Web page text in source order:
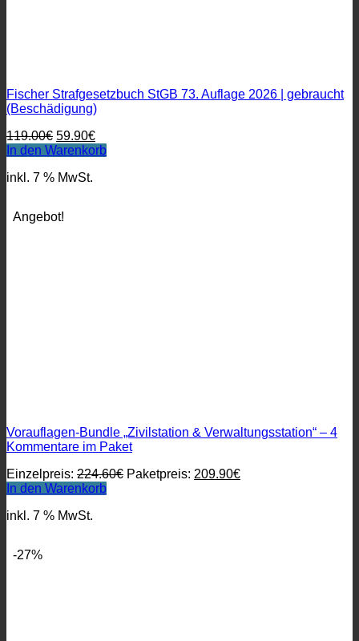
Fischer Strafgesetzbuch StGB 73. Auflage 2026 | gebraucht
(Beschädigung)
119.00€ Ursprünglicher
Preis
119.00€
59.90€Aktueller
Preis
In den Warenkorb
inkl. 7 % MwSt.
Angebot!
Vorauflagen-Bundle „Zivilstation & Verwaltungsstation“ – 4
Kommentare im Paket
Einzelpreis: 224.60€ Ursprünglicher
Paketpreis: 209.90€Aktueller
In den Warenkorb
inkl. 7 % MwSt.
-27%